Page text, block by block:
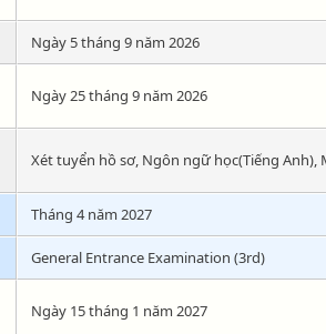
Ngày 5 tháng 9 năm 2026
Ngày 25 tháng 9 năm 2026
Xét tuyển hồ sơ, Ngôn ngữ học(Tiếng Anh),
Tháng 4 năm 2027
General Entrance Examination (3rd)
Ngày 15 tháng 1 năm 2027